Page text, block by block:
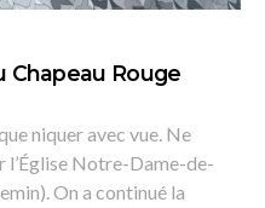
Chapeau Rouge
niquer avec vue. Ne
l’Église Notre-Dame-de-
On a continué la